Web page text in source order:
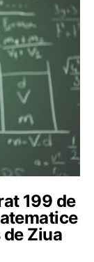
199 de
Ziua